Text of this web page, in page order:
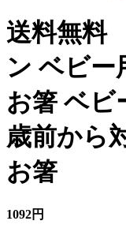
送料無料
ン ベビー
お箸 ベビ
歳前から
お箸
1092円